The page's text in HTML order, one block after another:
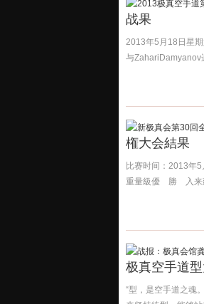
战果
2013年5月18日星
与ZahariDamyanov
権大会結果
比赛时间：2013年
重量級優 勝 入来
极真空手道
“型，是空手道之魂